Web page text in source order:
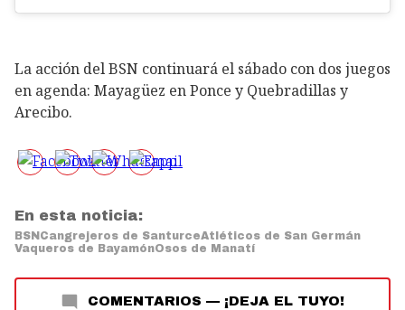
La acción del BSN continuará el sábado con dos juegos
en agenda: Mayagüez en Ponce y Quebradillas y
Arecibo.
En esta noticia:
BSN Cangrejeros de SanturceAtléticos de San Germán
Vaqueros de BayamónOsos de Manatí
COMENTARIOS — ¡DEJA EL TUYO!